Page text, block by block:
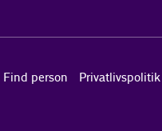
Find person Privatlivspolitik